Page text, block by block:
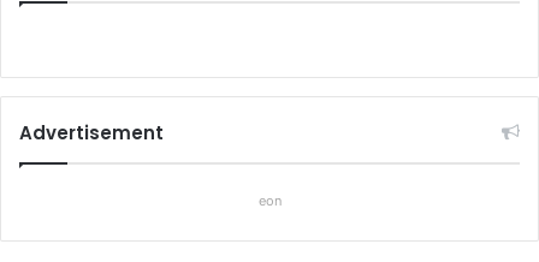
Advertisement
eon